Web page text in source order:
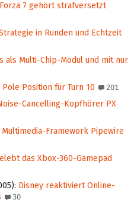
7 gehört strafversetzt
in Runden und Echtzeit
als Multi-Chip-Modul und mit nur
Pole Position für Turn 10 201
Cancelling-Kopfhörer PX
Framework Pipewire
das Xbox-360-Gamepad
: Disney reaktiviert Online-
30